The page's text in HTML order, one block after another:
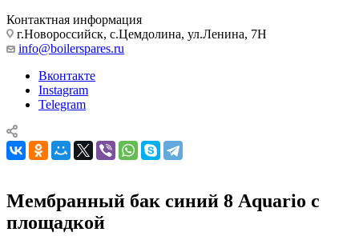
Контактная информация
г.Новороссийск, с.Цемдолина, ул.Ленина, 7Н
info@boilerspares.ru
Вконтакте
Instagram
Telegram
Мембранный бак синий 8 Aquario с
площадкой